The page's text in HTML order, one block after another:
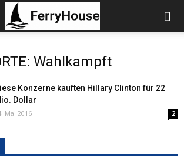
Wahlkampft
Konzerne kauften Hillary Clinton für 22
Dollar
Mai 2016 2